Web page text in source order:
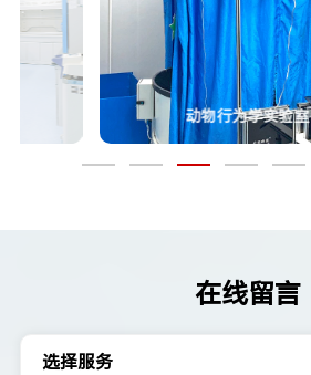
动物行为学实验室
在线留言
选择服务